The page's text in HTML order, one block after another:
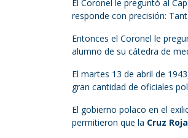
El Coronel le preguntó al
responde con precisión:
Entonces el Coronel le
alumno de su cátedra de
El martes 13 de abril de
gran cantidad de oficiales
El gobierno polaco en el
permitieron que la Cruz